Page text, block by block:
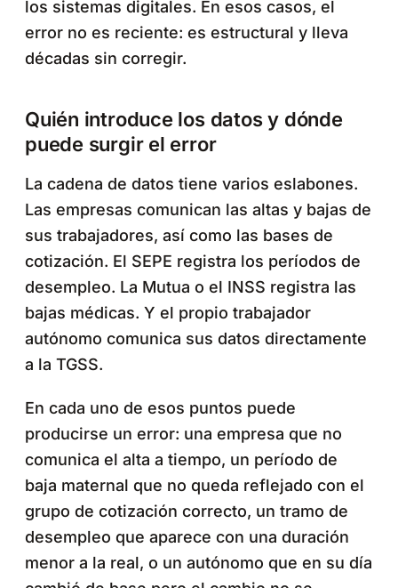
los sistemas digitales. En esos casos, el
error no es reciente: es estructural y lleva
décadas sin corregir.
Quién introduce los datos y dónde
puede surgir el error
La cadena de datos tiene varios eslabones.
Las empresas comunican las altas y bajas de
sus trabajadores, así como las bases de
cotización. El SEPE registra los períodos de
desempleo. La Mutua o el INSS registra las
bajas médicas. Y el propio trabajador
autónomo comunica sus datos directamente
a la TGSS.
En cada uno de esos puntos puede
producirse un error: una empresa que no
comunica el alta a tiempo, un período de
baja maternal que no queda reflejado con el
grupo de cotización correcto, un tramo de
desempleo que aparece con una duración
menor a la real, o un autónomo que en su día